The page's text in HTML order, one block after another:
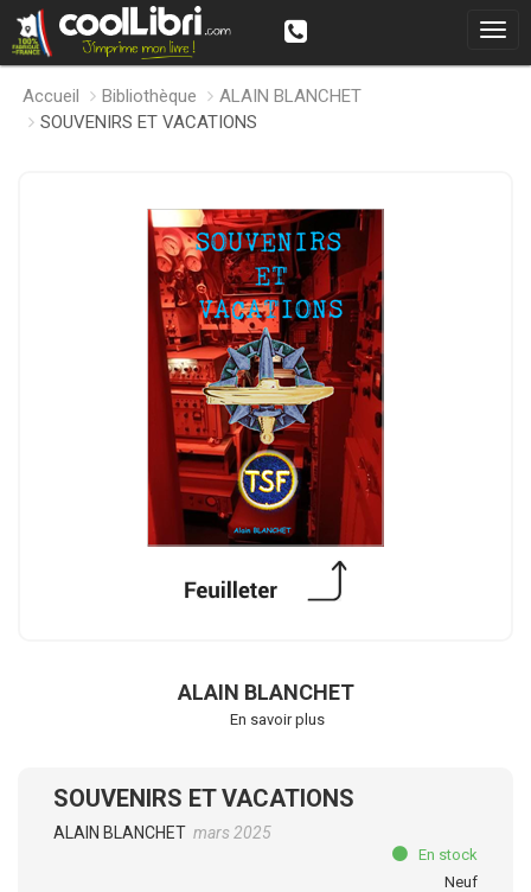
Accueil Bibliothèque
ALAIN BLANCHET
SOUVENIRS ET VACATIONS
ALAIN BLANCHET
En savoir plus
SOUVENIRS ET VACATIONS
ALAIN BLANCHET mars 2025
En stock
Neuf